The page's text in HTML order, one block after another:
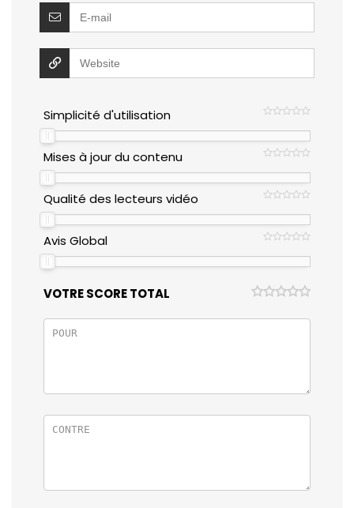
Simplicité d'utilisation
Mises à jour du contenu
Qualité des lecteurs vidéo
Avis Global
VOTRE SCORE TOTAL